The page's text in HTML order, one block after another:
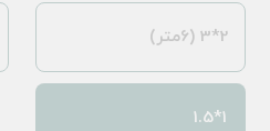
2*3 (6متر)
1*1.5